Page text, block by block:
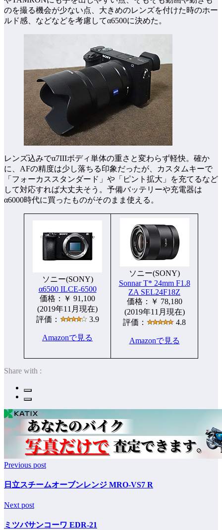
のを撮る機会が少ない点、大きめのレンズを付けた時のホー
ルド感、などなどを考慮してα6500に決めた。
レンズ込みでα7IIIボディ単体の重さと変わらず軽快。確か
に、AFの精度は少し落ちる印象だったが、カスタムキーで
「フォーカススタンダード」や「ピント拡大」を充てるなど
して対応すれば大丈夫そう。予備バッテリーや充電器は
α6000時代に買ったものがそのまま使える。
ソニー(SONY)
α6500 ILCE-6500
価格：￥ 91,100
(2019年11月現在)
評価：
3.9
Amazonで見る
ソニー(SONY)
Sonnar T* 24mm F1.8
ZA SEL24F18Z
価格：￥ 78,180
(2019年11月現在)
評価：
4.8
Amazonで見る
Share with :
Previous post
日立スチームオーブンレンジ MRO-VS7 R
Next post
ミツバサンコーワ EDR-21